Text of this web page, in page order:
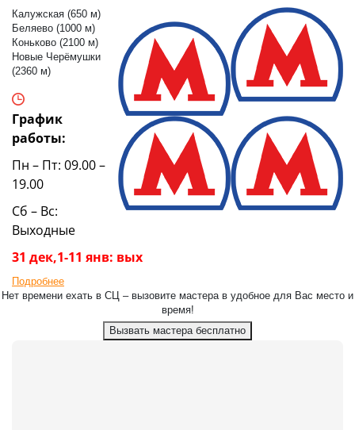
Калужская (650 м)
Беляево (1000 м)
Коньково (2100 м)
Новые Черёмушки
(2360 м)
График
работы:
Пн – Пт: 09.00 –
19.00
Сб – Вс:
Выходные
31 дек,1-11 янв: вых
Подробнее
Нет времени ехать в СЦ – вызовите мастера в удобное для Вас место и
время!
Вызвать мастера бесплатно